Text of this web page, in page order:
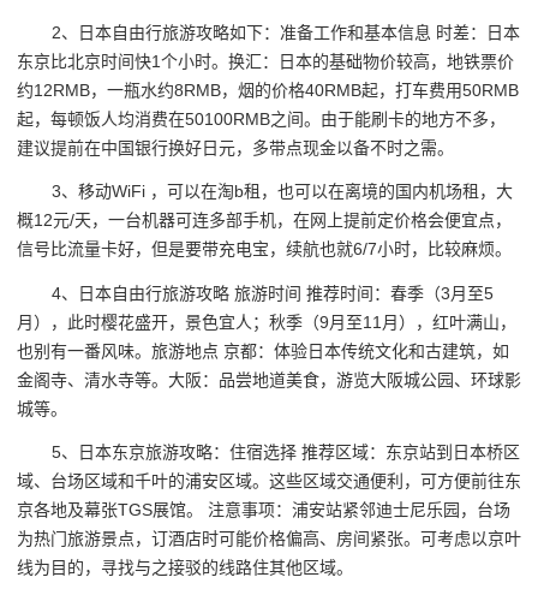
2、日本自由行旅游攻略如下：准备工作和基本信息 时差：日本
东京比北京时间快1个小时。换汇：日本的基础物价较高，地铁票价
约12RMB，一瓶水约8RMB，烟的价格40RMB起，打车费用50RMB
起，每顿饭人均消费在50100RMB之间。由于能刷卡的地方不多，
建议提前在中国银行换好日元，多带点现金以备不时之需。
3、移动WiFi ，可以在淘b租，也可以在离境的国内机场租，大
概12元/天，一台机器可连多部手机，在网上提前定价格会便宜点，
信号比流量卡好，但是要带充电宝，续航也就6/7小时，比较麻烦。
4、日本自由行旅游攻略 旅游时间 推荐时间：春季（3月至5
月），此时樱花盛开，景色宜人；秋季（9月至11月），红叶满山，
也别有一番风味。旅游地点 京都：体验日本传统文化和古建筑，如
金阁寺、清水寺等。大阪：品尝地道美食，游览大阪城公园、环球影
城等。
5、日本东京旅游攻略：住宿选择 推荐区域：东京站到日本桥区
域、台场区域和千叶的浦安区域。这些区域交通便利，可方便前往东
京各地及幕张TGS展馆。 注意事项：浦安站紧邻迪士尼乐园，台场
为热门旅游景点，订酒店时可能价格偏高、房间紧张。可考虑以京叶
线为目的，寻找与之接驳的线路住其他区域。